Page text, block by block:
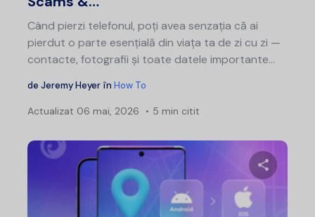
Când pierzi telefonul, poți avea senzația că ai
pierdut o parte esențială din viața ta de zi cu zi —
contacte, fotografii și toate datele importante...
de Jeremy Heyer în How To
Actualizat 06 mai, 2026 5 min citit